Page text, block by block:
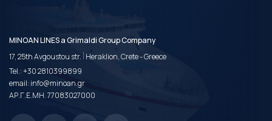
MINOAN LINES a Grimaldi Group Company
17, 25th Avgoustou str. | Heraklion, Crete - Greece
Tel.:+30 2810399899
email:info@minoan.gr
ΑΡ.Γ.Ε.ΜΗ. 77083027000